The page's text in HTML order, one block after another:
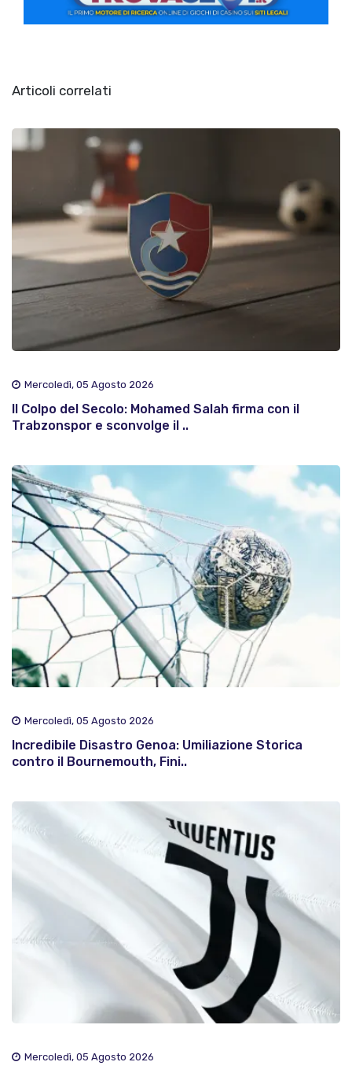
Articoli correlati
Mercoledì, 05 Agosto 2026
Il Colpo del Secolo: Mohamed Salah firma con il
Trabzonspor e sconvolge il ..
Mercoledì, 05 Agosto 2026
Incredibile Disastro Genoa: Umiliazione Storica
contro il Bournemouth, Fini..
Mercoledì, 05 Agosto 2026